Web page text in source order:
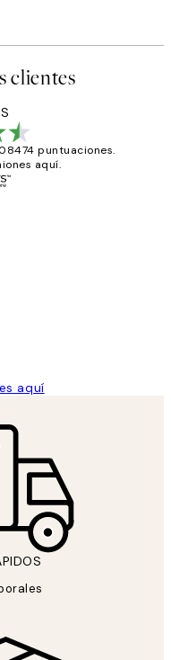
clientes
puntuaciones.
aquí.
aquí